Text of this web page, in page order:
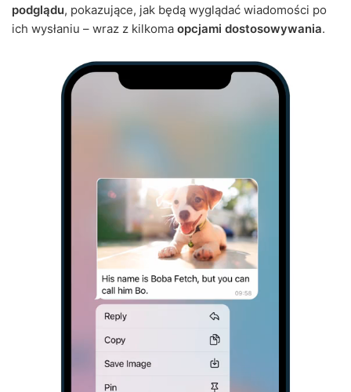
podglądu, pokazujące, jak będą wyglądać wiadomości po
ich wysłaniu – wraz z kilkoma opcjami dostosowywania.